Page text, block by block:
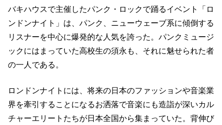
バキハウスで主催したパンク・ロックで踊るイベント「ロ
ンドンナイト」は、パンク、ニューウェーブ系に傾倒する
リスナーを中心に爆発的な人気を誇った。パンクミュージ
ックにはまっていた高校生の須永も、それに魅せられた者
の一人である。
ロンドンナイトには、将来の日本のファッションや音楽業
界を牽引することになるお洒落で音楽にも造詣が深いカル
チャーエリートたちが日本全国から集まっていた。背伸び